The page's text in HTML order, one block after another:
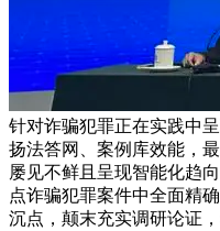
针对诈骗犯罪正在实践中
扬法答网、案例库效能，
屡见不鲜且呈现智能化趋
点诈骗犯罪案件中全面精
沉点，颠末充实调研论证